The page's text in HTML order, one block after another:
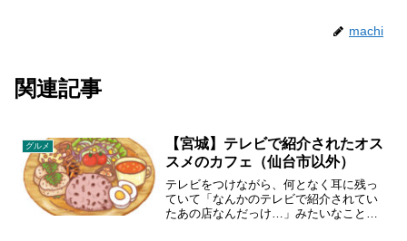
machi
関連記事
グルメ
【宮城】テレビで紹介されたオス
スメのカフェ（仙台市以外）
テレビをつけながら、何となく耳に残っ
ていて「なんかのテレビで紹介されてい
たあの店なんだっけ…」みたいなことあ